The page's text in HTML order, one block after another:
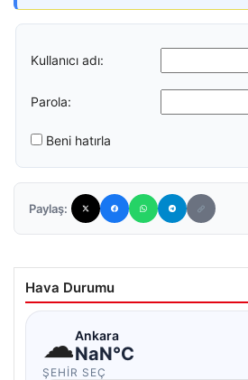
Kullanıcı adı:
Parola:
Beni hatırla
Paylaş:
Hava Durumu
☁Ankara
NaN°C
ŞEHIR SEÇ